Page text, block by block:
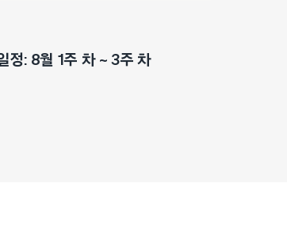
정: 8월 1주 차 ~ 3주 차